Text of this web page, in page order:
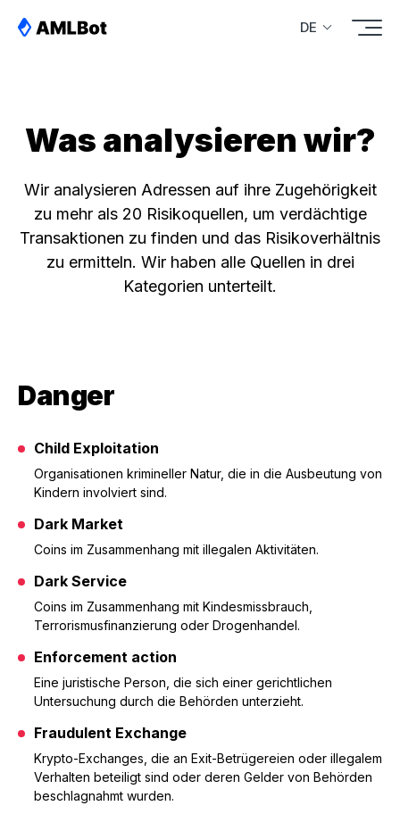
DE
Was analysieren wir?
Wir analysieren Adressen auf ihre Zugehörigkeit
zu mehr als 20 Risikoquellen, um verdächtige
Transaktionen zu finden und das Risikoverhältnis
zu ermitteln. Wir haben alle Quellen in drei
Kategorien unterteilt.
Danger
Child Exploitation
Organisationen krimineller Natur, die in die Ausbeutung von
Kindern involviert sind.
Dark Market
Coins im Zusammenhang mit illegalen Aktivitäten.
Dark Service
Coins im Zusammenhang mit Kindesmissbrauch,
Terrorismusfinanzierung oder Drogenhandel.
Enforcement action
Eine juristische Person, die sich einer gerichtlichen
Untersuchung durch die Behörden unterzieht.
Fraudulent Exchange
Krypto-Exchanges, die an Exit-Betrügereien oder illegalem
Verhalten beteiligt sind oder deren Gelder von Behörden
beschlagnahmt wurden.